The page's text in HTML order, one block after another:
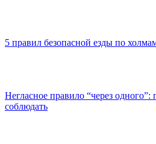
5 правил безопасной езды по
Негласное правило “через
соблюдать